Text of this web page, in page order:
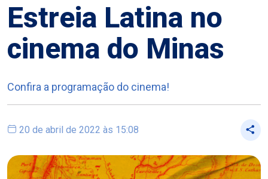
Estreia Latina no
cinema do Minas
Confira a programação do cinema!
20 de abril de 2022 às 15:08